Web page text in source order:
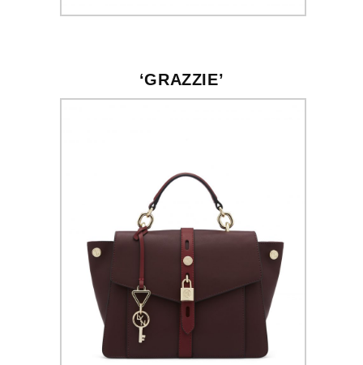
‘GRAZZIE’